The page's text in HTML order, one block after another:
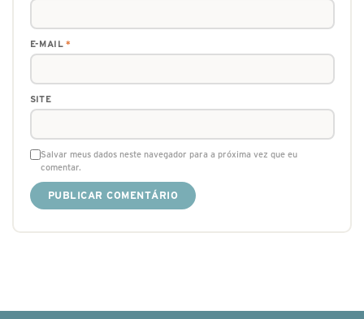
E-MAIL*
SITE
Salvar meus dados neste navegador para a próxima vez que eu
comentar.